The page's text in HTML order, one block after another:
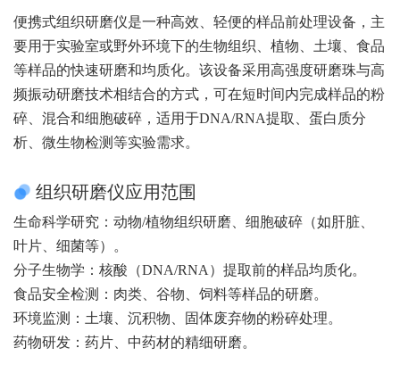
便携式组织研磨仪是一种高效、轻便的样品前处理设备，主
要用于实验室或野外环境下的生物组织、植物、土壤、食品
等样品的快速研磨和均质化。该设备采用高强度研磨珠与高
频振动研磨技术相结合的方式，可在短时间内完成样品的粉
碎、混合和细胞破碎，适用于DNA/RNA提取、蛋白质分
析、微生物检测等实验需求。
组织研磨仪应用范围
生命科学研究：动物/植物组织研磨、细胞破碎（如肝脏、
叶片、细菌等）。
分子生物学：核酸（DNA/RNA）提取前的样品均质化。
食品安全检测：肉类、谷物、饲料等样品的研磨。
环境监测：土壤、沉积物、固体废弃物的粉碎处理。
药物研发：药片、中药材的精细研磨。